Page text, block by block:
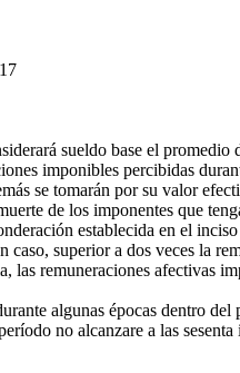
sueldo base el
imponibles percibidas
se tomarán por su valor
de los imponentes que
establecida en el
superior a dos veces la
las remuneraciones afectivas
algunas épocas dentro
no alcanzare a las